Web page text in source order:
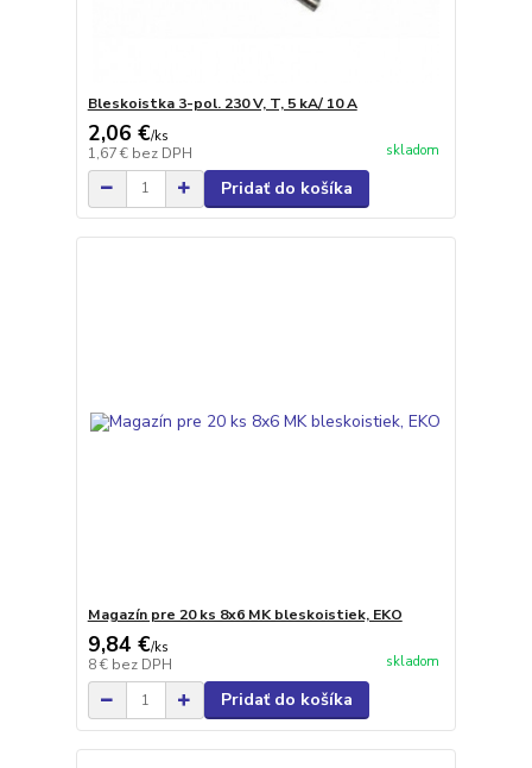
Bleskoistka 3-pol. 230 V, T, 5 kA/ 10 A
2,06 €/ks
1,67 € bez DPH skladom
Pridať do košíka
Magazín pre 20 ks 8x6 MK bleskoistiek, EKO
9,84 €/ks
8 € bez DPH skladom
Pridať do košíka